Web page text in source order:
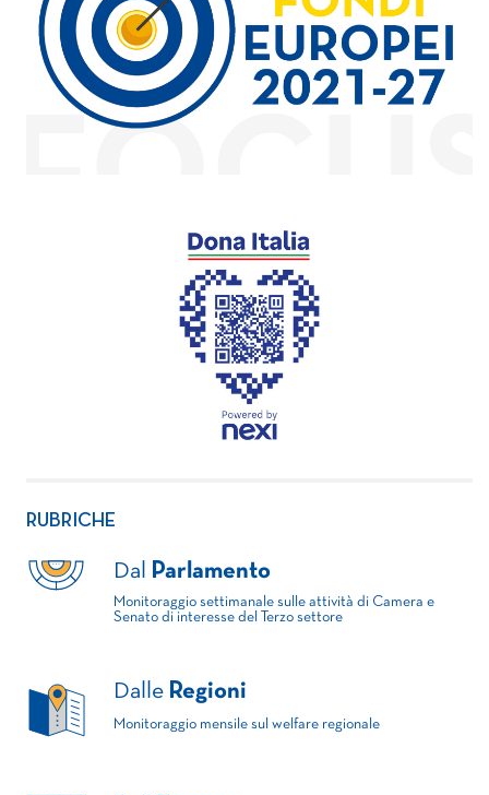
RUBRICHE
Dal Parlamento
Monitoraggio settimanale sulle attività di Camera e
Senato di interesse del Terzo settore
Dalle Regioni
Monitoraggio mensile sul welfare regionale